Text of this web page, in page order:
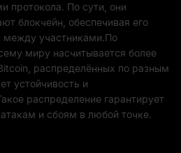
протокола. По сути, они
блокчейн, обеспечивая его
между участниками.По
миру насчитывается более
распределённых по разным
устойчивость и
распределение гарантирует
и сбоям в любой точке.